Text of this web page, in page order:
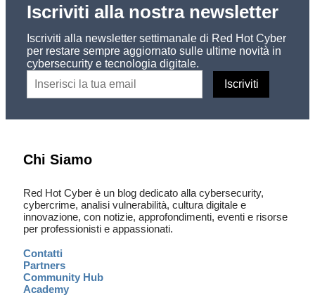
Iscriviti alla nostra newsletter
Iscriviti alla newsletter settimanale di Red Hot Cyber
per restare sempre aggiornato sulle ultime novità in
cybersecurity e tecnologia digitale.
Chi Siamo
Red Hot Cyber è un blog dedicato alla cybersecurity,
cybercrime, analisi vulnerabilità, cultura digitale e
innovazione, con notizie, approfondimenti, eventi e risorse
per professionisti e appassionati.
Contatti
Partners
Community Hub
Academy